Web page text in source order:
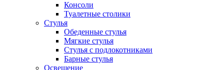
Консоли
Туалетные столики
Стулья
Обеденные стулья
Мягкие стулья
Стулья с подлокотниками
Барные стулья
Освещение